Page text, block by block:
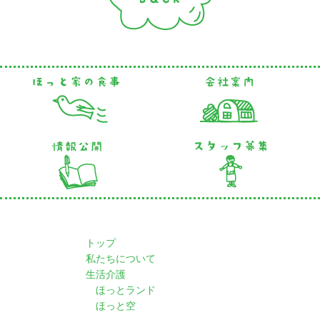
トップ
私たちについて
生活介護
ほっとランド
ほっと空